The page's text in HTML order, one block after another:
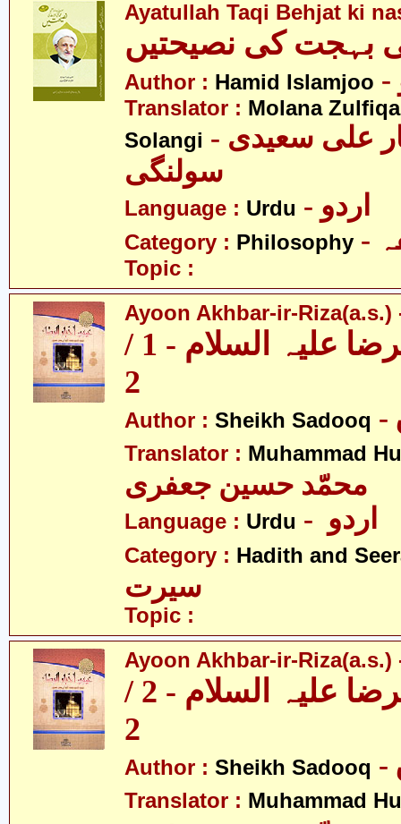
Ayatullah Taqi Behjat ki
بہجت کی نصیحتیں
Author : Hamid Islamjoo
Translator : Molana
Solangi - مولانا ذوالفقار علی سعیدی
سولنگی
Language : Urdu - اردو
Category : Philosophy
Topic :
Ayoon Akhbar-ir-Riza(a.s.)
عیون اخبار الرضا علیہ السلام - 1 /
2
Author : Sheikh Sadooq
Translator : Muhammad
محمّد حسین جعفری
Language : Urdu
Category : Hadith and
سیرت
Topic :
Ayoon Akhbar-ir-Riza(a.s.)
عیون اخبار الرضا علیہ السلام - 2 /
2
Author : Sheikh Sadooq
Translator : Muhammad